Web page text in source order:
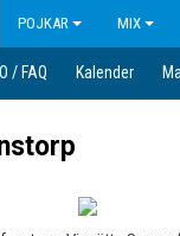
POJKAR MIX
/ FAQ Kalender